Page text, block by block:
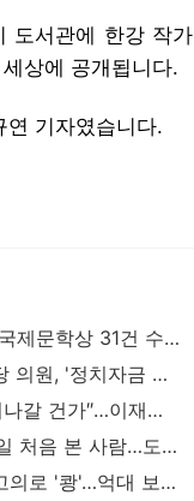
도서관에 한강 작가
상에 공개됩니다.
연 기자였습니다.
한강부터 최근 10년간 국제문학상 31건 수상했지만…″지원 예산 부족″
한복 조롱했던 日자민당 의원, '정치자금 스캔들'에 공천 탈락
″삼성 위기 어떻게 헤쳐나갈 건가″…이재용, 질문에 침묵
제시 ″일행이 폭행? 당일 처음 본 사람…도의적 책임 느껴″
교통법규 위반차량에 고의로 '쾅'…억대 보험금 챙긴 부부 실형